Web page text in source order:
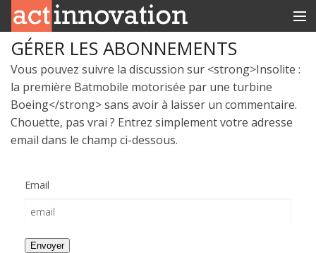
RUBRIQUES
INNOBOX
CONTACT
GÉRER LES ABONNEMENTS
Vous pouvez suivre la discussion sur <strong>Insolite :
la première Batmobile motorisée par une turbine
Boeing</strong> sans avoir à laisser un commentaire.
Chouette, pas vrai ? Entrez simplement votre adresse
email dans le champ ci-dessous.
Email